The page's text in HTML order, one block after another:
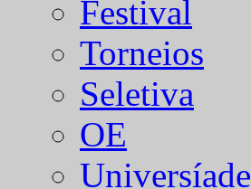
Festival
Torneios
Seletiva
OE
Universíade